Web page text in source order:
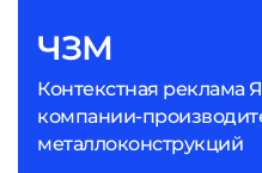
ЧЗМ
Контекстная реклама
компании-
металлоконструкций